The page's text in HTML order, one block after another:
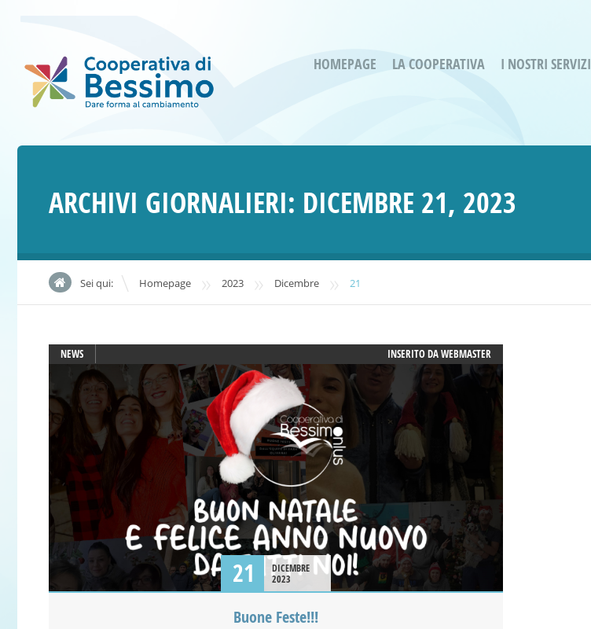
HOMEPAGE LA COOPERATIVA I NOSTRI SERVIZI
Bessimo Due
Regina di Cuori
ARCHIVI GIORNALIERI: DICEMBRE 21, 2023
Sei qui: Homepage » 2023 » Dicembre » 21
NEWS INSERITO DAWEBMASTER
21
DICEMBRE
2023
Buone Feste!!!